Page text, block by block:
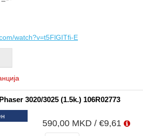
watch?v=t5FlGITfi-E
3020/3025 (1.5k.) 106R02773
590,00 MKD / €9,61